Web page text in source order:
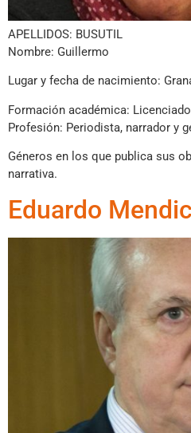
APELLIDOS: BUSUTIL
Nombre: Guillermo
Lugar y fecha de nacimiento:
Formación académica:
Profesión: Periodista, narrador y
Géneros en los que publica sus
narrativa.
Eduardo